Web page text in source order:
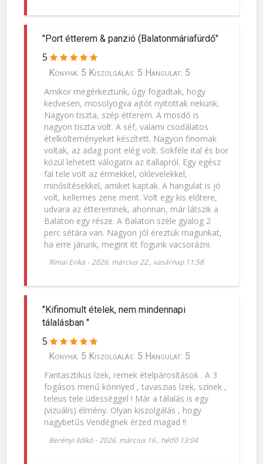
"Port étterem & panzió (Balatonmáriafürdő"
5
Konyha: 5 Kiszolgálás: 5 Hangulat: 5
Amikor megérkeztünk, úgy fogadtak, hogy
kedvesen, mosolyogva ajtót nyitottak nekünk.
Nagyon tiszta, szép étterem. A mosdó is
nagyon tiszta volt. A séf, valami csodálatos
ételkölteményeket készített. Nagyon finomak
voltak, az adag pont elég volt. Sokféle ital és bor
közül lehetett válogatni az itallapról. Egy egész
fal tele volt az érmekkel, oklevelekkel,
minősítésekkel, amiket kaptak. A hangulat is jó
volt, kellemes zene ment. Volt egy kis előtere,
udvara az étteremnek, ahonnan, már látszik a
Balaton egy része. A Balaton széle gyalog 2
perc sétára van. Nagyon jól éreztük magunkat,
ha erre járunk, megint itt fogunk vacsorázni.
Rimai Erika -2026. március 22., vasárnap 11:58
"Kifinomult ételek, nem mindennapi
tálalásban "
5
Konyha: 5 Kiszolgálás: 5 Hangulat: 5
Fantasztikus ízek, remek ételpárosítások . A 3
fogásos menű könnyed , tavaszias ízek, színek ,
teleus tele üdességgel ! Már a tálalás is egy
(vizuális) élmény. Olyan kiszolgálás , hogy
nagybetűs Vendégnek érzed magad !!
Berényi Ildikó -2026. március 16., hétfő 13:04